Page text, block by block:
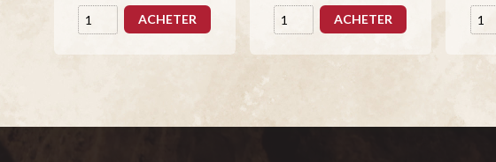
ACHETER ACHETER